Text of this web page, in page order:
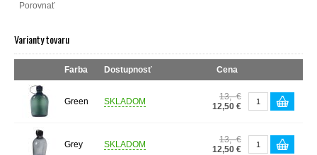
Porovnať
Varianty tovaru
Farba Dostupnosť Cena
Green SKLADOM
13,- €
12,50 €
Grey SKLADOM
13,- €
12,50 €